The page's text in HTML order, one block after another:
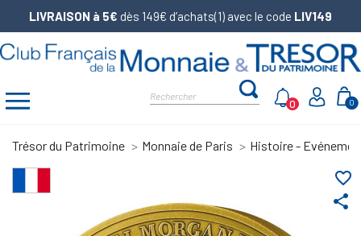
LIVRAISON à 5€ dès 149€ d’achats(1) avec le code LIV149
0
0
Trésor du Patrimoine Monnaie de Paris Histoire -
share
favorite_border